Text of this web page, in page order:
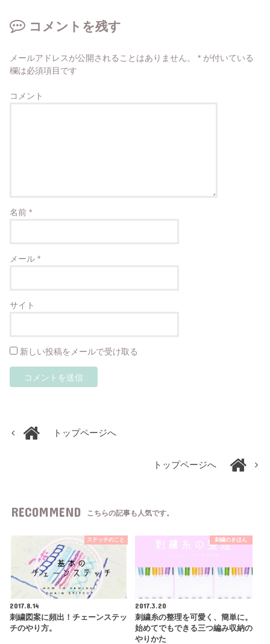
コメントを残す
メールアドレスが公開されることはありません。 * が付いている
欄は必須項目です
コメント
名前*
メール*
サイト
新しい投稿をメールで受け取る
トップページへ
トップページへ
RECOMMEND こちらの記事も人気です。
ステッチのこと
2017.8.14
刺繍図案に頻出！チェーンステッ
チのやり方。
刺繍のきほん
2017.3.20
刺繍糸の整理を可愛く、簡単に。
始めてでもできる三つ編み収納の
やりかた